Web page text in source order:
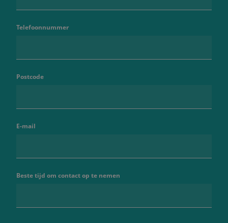
Telefoonnummer
Postcode
E-mail
Beste tijd om contact op te nemen